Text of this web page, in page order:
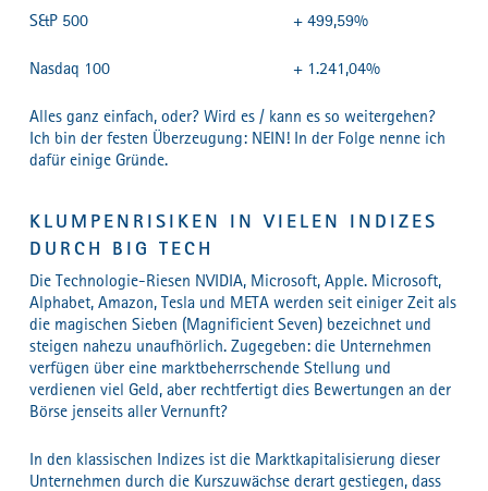
S&P 500 + 499,59%
Nasdaq 100 + 1.241,04%
Alles ganz einfach, oder? Wird es / kann es so weitergehen?
Ich bin der festen Überzeugung: NEIN! In der Folge nenne ich
dafür einige Gründe.
KLUMPENRISIKEN IN VIELEN INDIZES
DURCH BIG TECH
Die Technologie-Riesen NVIDIA, Microsoft, Apple. Microsoft,
Alphabet, Amazon, Tesla und META werden seit einiger Zeit als
die magischen Sieben (Magnificient Seven) bezeichnet und
steigen nahezu unaufhörlich. Zugegeben: die Unternehmen
verfügen über eine marktbeherrschende Stellung und
verdienen viel Geld, aber rechtfertigt dies Bewertungen an der
Börse jenseits aller Vernunft?
In den klassischen Indizes ist die Marktkapitalisierung dieser
Unternehmen durch die Kurszuwächse derart gestiegen, dass